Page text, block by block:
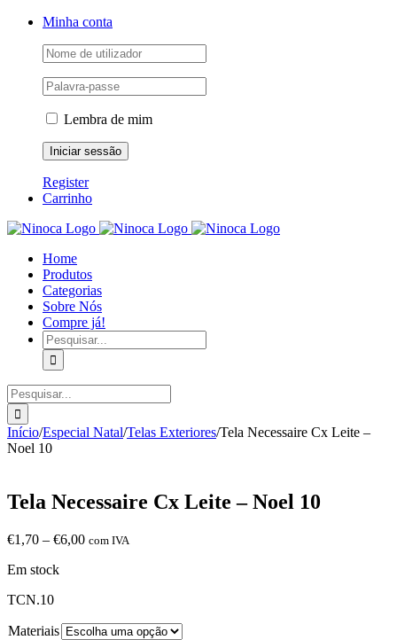
Skip
Facebook
Instagram
YouTubeMinha conta
Lembra de mim
Register
Carrinho
Home
Produtos
Categorias
Sobre Nós
Compre já!
Pesquisar
Pesquisar
Início/Especial Natal/Telas Exteriores/Tela Necessaire Cx Leite –
Noel 10
Tela Necessaire Cx Leite – Noel 10
€1,70 – €6,00Price
com IVA
Em stock
TCN.10
Materiais